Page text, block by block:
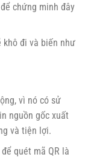
chứng minh đây
khô đi và biến như
vì nó có sử
nguồn gốc xuất
và tiện lợi.
quét mã QR là